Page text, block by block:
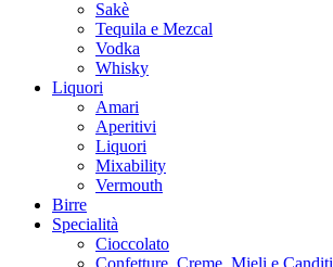
Sakè
Tequila e Mezcal
Vodka
Whisky
Liquori
Amari
Aperitivi
Liquori
Mixability
Vermouth
Birre
Specialità
Cioccolato
Confetture, Creme, Mieli e Canditi